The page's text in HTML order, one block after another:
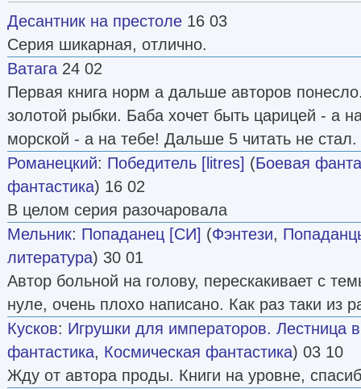
Десантник на престоле 16 03
Cерия шикарная, отлично.
Ватага 24 02
Первая книга норм а дальше авторов
золотой рыбки. Баба хочет быть царицей - а
морской - а на тебе! Дальше 5 читать не стал.
Романецкий: Победитель [litres] (Боевая
фантастика) 16 02
В целом серия разочаровала
Мельник: Попаданец [СИ] (Фэнтези,
литература) 30 01
Автор больной на голову, перескакивает с
нуле, очень плохо написано. Как раз таки из
Кусков: Игрушки для императоров. Лестница
фантастика, Космическая фантастика) 03 10
Жду от автора проды. Книги на уровне,